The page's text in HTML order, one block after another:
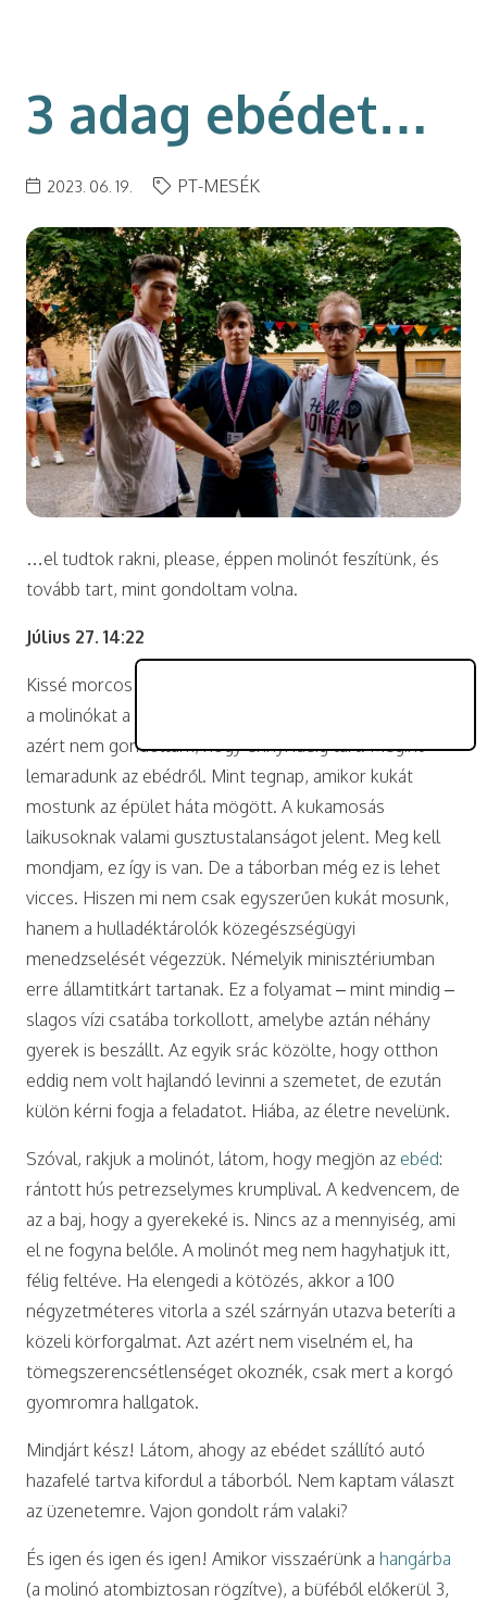
3 adag ebédet…
2023. 06. 19. PT-MESÉK
…el tudtok rakni, please, éppen molinót feszítünk, és
tovább tart, mint gondoltam volna.
Július 27. 14:22
Kissé morcos vagyok most. A tegnapi vihar leszaggatta
a molinókat a
azért nem gondoltam, hogy ennyi ideig tart. Megint
lemaradunk az ebédről. Mint tegnap, amikor kukát
mostunk az épület háta mögött. A kukamosás
laikusoknak valami gusztustalanságot jelent. Meg kell
mondjam, ez így is van. De a táborban még ez is lehet
vicces. Hiszen mi nem csak egyszerűen kukát mosunk,
hanem a hulladéktárolók közegészségügyi
menedzselését végezzük. Némelyik minisztériumban
erre államtitkárt tartanak. Ez a folyamat – mint mindig –
slagos vízi csatába torkollott, amelybe aztán néhány
gyerek is beszállt. Az egyik srác közölte, hogy otthon
eddig nem volt hajlandó levinni a szemetet, de ezután
külön kérni fogja a feladatot. Hiába, az életre nevelünk.
Szóval, rakjuk a molinót, látom, hogy megjön az ebéd:
rántott hús petrezselymes krumplival. A kedvencem, de
az a baj, hogy a gyerekeké is. Nincs az a mennyiség, ami
el ne fogyna belőle. A molinót meg nem hagyhatjuk itt,
félig feltéve. Ha elengedi a kötözés, akkor a 100
négyzetméteres vitorla a szél szárnyán utazva beteríti a
közeli körforgalmat. Azt azért nem viselném el, ha
tömegszerencsétlenséget okoznék, csak mert a korgó
gyomromra hallgatok.
Mindjárt kész! Látom, ahogy az ebédet szállító autó
hazafelé tartva kifordul a táborból. Nem kaptam választ
az üzenetemre. Vajon gondolt rám valaki?
És igen és igen és igen! Amikor visszaérünk a hangárba
(a molinó atombiztosan rögzítve), a büféből előkerül 3,